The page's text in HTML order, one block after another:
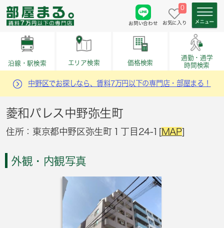
お問い合わせ
0
お気に入り
沿線・駅検索 エリア検索 価格検索
通勤・通学
時間検索
中野区でお探しなら、賃料7万円以下の専門店・部屋まる！
菱和パレス中野弥生町
住所：東京都中野区弥生町１丁目24-1[MAP]
外観・内観写真